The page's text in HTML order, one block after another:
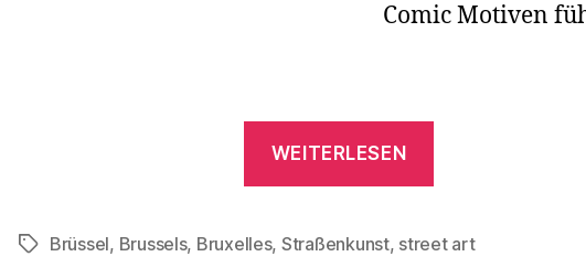
Comic Motiven
WEITERLESEN
Brüssel“
Schlagwörter
Brüssel, Brussels, Bruxelles, Straßenkunst, street art